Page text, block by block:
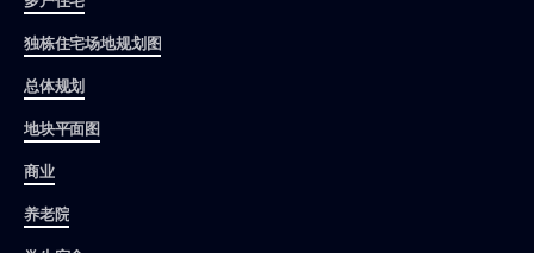
独栋住宅场地规划图
总体规划
地块平面图
商业
养老院